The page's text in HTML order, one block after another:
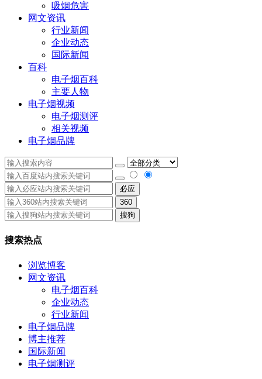
吸烟危害
网文资讯
行业新闻
企业动态
国际新闻
百科
电子烟百科
主要人物
电子烟视频
电子烟测评
相关视频
电子烟品牌
必应
360
搜狗
搜索热点
浏览博客
网文资讯
电子烟百科
企业动态
行业新闻
电子烟品牌
博主推荐
国际新闻
电子烟测评